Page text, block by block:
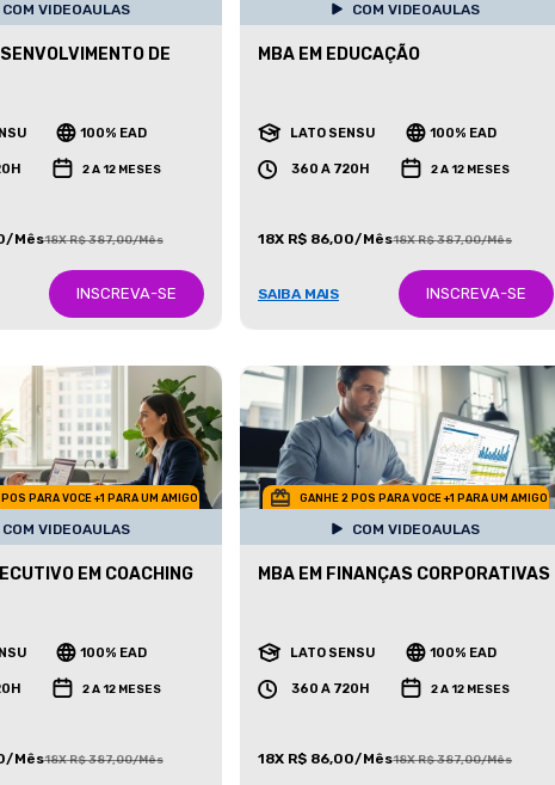
COM VIDEOAULAS
DE
100% EAD
2 A 12 MESES
Mês18X R$ 387,00/Mês
INSCREVA-SE
COM VIDEOAULAS
MBA EM EDUCAÇÃO
LATO SENSU 100% EAD
360 A 720H 2 A 12 MESES
18X R$ 86,00/Mês18X R$ 387,00/Mês
SAIBA MAIS INSCREVA-SE
PARA VOCE +1 PARA UM AMIGO
COM VIDEOAULAS
EM COACHING
100% EAD
2 A 12 MESES
Mês18X R$ 387,00/Mês
GANHE 2 POS PARA VOCE +1 PARA UM AMIGO
COM VIDEOAULAS
MBA EM FINANÇAS CORPORATIVAS
LATO SENSU 100% EAD
360 A 720H 2 A 12 MESES
18X R$ 86,00/Mês18X R$ 387,00/Mês